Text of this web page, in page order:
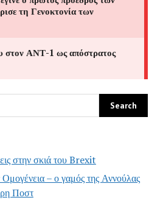
στην σκιά του Brexit
– ο γαμός της Αννούλας
Ποστ